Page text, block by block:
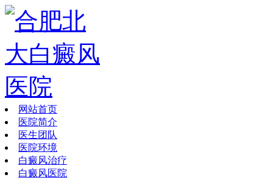
网站首页
医院简介
医生团队
医院环境
白癜风治疗
白癜风医院